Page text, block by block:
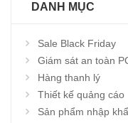
DANH MỤC
Sale Black Friday
Giám sát an toàn
Hàng thanh lý
Thiết kế quảng cáo
Sản phẩm nhập